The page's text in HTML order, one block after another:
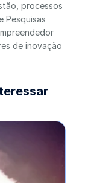
processos
Pesquisas
de inovação